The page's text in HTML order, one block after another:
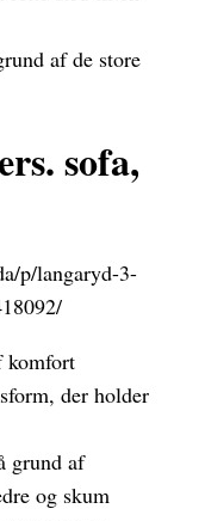
af de store
sofa,
p/langaryd-3-
komfort
der holder
grund af
og skum